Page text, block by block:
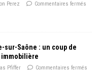
Perez Commentaires fermés
sur-Saône : un coup de
Pfiffer Commentaires fermés